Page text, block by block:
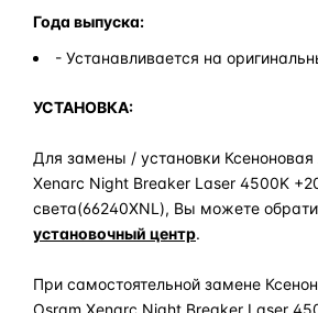
Года выпуска:
- Устанавливается на
УСТАНОВКА:
Для замены / установки
Xenarc Night Breaker Laser 4500K
света(66240XNL), Вы можете
установочный центр.
При самостоятельной замене